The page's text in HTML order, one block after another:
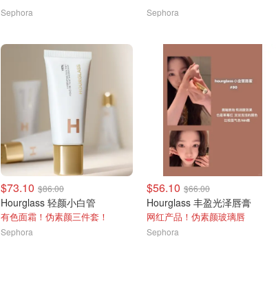
Sephora Sephora
$73.10 $86.00
Hourglass 轻颜小白管
有色面霜！伪素颜三件套！
Sephora
$56.10 $66.00
Hourglass 丰盈光泽唇膏
网红产品！伪素颜玻璃唇
Sephora